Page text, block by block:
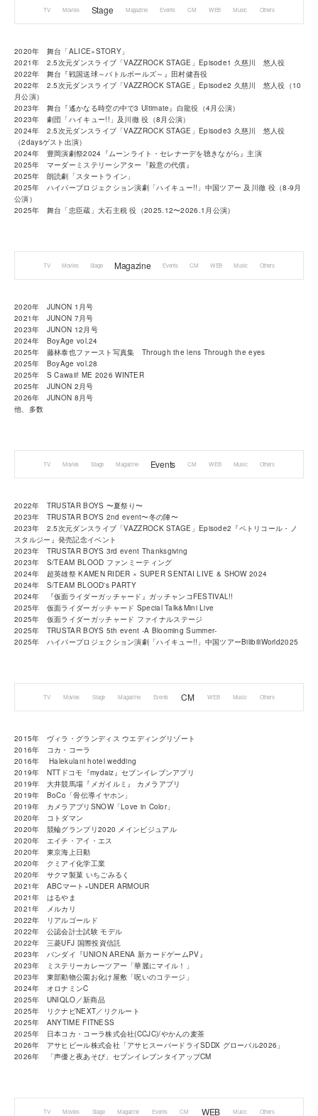
TV Movies Stage Magazine Events CM WEB Music Others
2020年 舞台「ALICE×STORY」
2021年 2.5次元ダンスライブ「VAZZROCK STAGE」Episode1 久慈川 悠人役
2022年 舞台『戦国送球～バトルボールズ～』田村健吾役
2022年 2.5次元ダンスライブ「VAZZROCK STAGE」Episode2 久慈川 悠人役（10
月公演）
2023年 舞台『遙かなる時空の中で3 Ultimate』白龍役（4月公演）
2023年 劇団「ハイキュー!!」及川徹 役（8月公演）
2024年 2.5次元ダンスライブ「VAZZROCK STAGE」Episode3 久慈川 悠人役
（2daysゲスト出演）
2024年 豊岡演劇祭2024『ムーンライト・セレナーデを聴きながら』主演
2025年 マーダーミステリーシアター『殺意の代償』
2025年 朗読劇「スタートライン」
2025年 ハイパープロジェクション演劇「ハイキュー!!」中国ツアー 及川徹 役（8-9月
公演）
2025年 舞台「忠臣蔵」大石主税 役（2025.12〜2026.1月公演）
TV Movies Stage Magazine Events CM WEB Music Others
2020年 JUNON 1月号
2021年 JUNON 7月号
2023年 JUNON 12月号
2024年 BoyAge vol.24
2025年 藤林泰也ファースト写真集 Through the lens Through the eyes
2025年 BoyAge vol.28
2025年 S Cawaii! ME 2026 WINTER
2025年 JUNON 2月号
2026年 JUNON 8月号
他、多数
TV Movies Stage Magazine Events CM WEB Music Others
2022年 TRUSTAR BOYS 〜夏祭り〜
2023年 TRUSTAR BOYS 2nd event〜冬の陣〜
2023年 2.5次元ダンスライブ「VAZZROCK STAGE」Episode2『ペトリコール・ノ
スタルジー』発売記念イベント
2023年 TRUSTAR BOYS 3rd event Thanksgiving
2023年 S/TEAM BLOOD ファンミーティング
2024年 超英雄祭 KAMEN RIDER × SUPER SENTAI LIVE & SHOW 2024
2024年 S/TEAM BLOOD's PARTY
2024年 『仮面ライダーガッチャード』ガッチャンコFESTIVAL!!
2025年 仮面ライダーガッチャード Special Talk&Mini Live
2025年 仮面ライダーガッチャード ファイナルステージ
2025年 TRUSTAR BOYS 5th event -A Blooming Summer-
2025年 ハイパープロジェクション演劇「ハイキュー!!」中国ツアーBilibiliWorld2025
TV Movies Stage Magazine Events CM WEB Music Others
2015年 ヴィラ・グランディス ウエディングリゾート
2016年 コカ・コーラ
2016年 Halekulani hotel wedding
2019年 NTTドコモ『mydaiz』セブンイレブンアプリ
2019年 大井競馬場『メガイルミ』 カメラアプリ
2019年 BoCo「骨伝導イヤホン」
2019年 カメラアプリSNOW「Love in Color」
2020年 コトダマン
2020年 競輪グランプリ2020 メインビジュアル
2020年 エイチ・アイ・エス
2020年 東京海上日動
2020年 クミアイ化学工業
2020年 サクマ製菓 いちごみるく
2021年 ABCマート×UNDER ARMOUR
2021年 はるやま
2021年 メルカリ
2022年 リアルゴールド
2022年 公認会計士試験 モデル
2022年 三菱UFJ 国際投資信託
2023年 バンダイ『UNION ARENA 新カードゲームPV』
2023年 ミステリーカレーツアー「華麗にマイル！」
2023年 東部動物公園お化け屋敷「呪いのコテージ」
2024年 オロナミンC
2025年 UNIQLO／新商品
2025年 リクナビNEXT／リクルート
2025年 ANYTIME FITNESS
2025年 日本コカ・コーラ株式会社(CCJC)/やかんの麦茶
2026年 アサヒビール株式会社「アサヒスーパードライSDDX グローバル2026」
2026年 「声優と夜あそび」セブンイレブンタイアップCM
TV Movies Stage Magazine Events CM WEB Music Others